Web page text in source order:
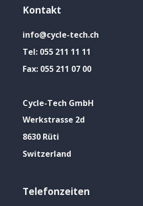
Kontakt
info@cycle-tech.ch
Tel: 055 211 11 11
Fax: 055 211 07 00
Cycle-Tech GmbH
Werkstrasse 2d
8630 Rüti
Switzerland
Telefonzeiten